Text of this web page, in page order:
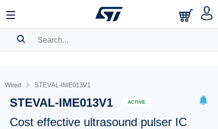
BOOKMARK
Please log in to show your saved searches.
Wired STEVAL-IME013V1
STEVAL-IME013V1 ACTIVE
Cost effective ultrasound pulser IC